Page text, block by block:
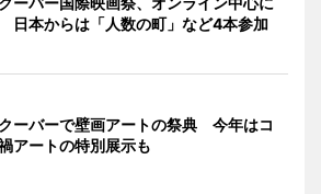
日本からは「人数の町」など4本参加
ーバーで壁画アートの祭典 今年はコ
アートの特別展示も